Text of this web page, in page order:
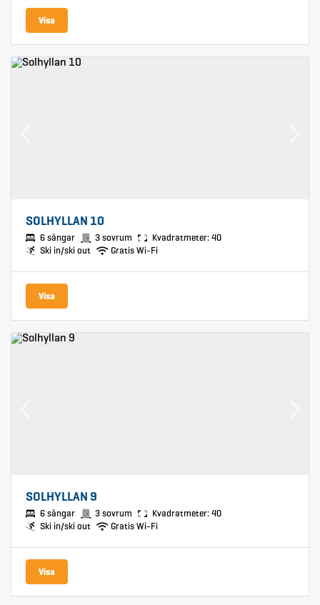
Visa
SOLHYLLAN 10
6 sängar 3 sovrum
Kvadratmeter: 40
Ski in/ski out
Gratis Wi-Fi
Visa
SOLHYLLAN 9
6 sängar 3 sovrum
Kvadratmeter: 40
Ski in/ski out
Gratis Wi-Fi
Visa